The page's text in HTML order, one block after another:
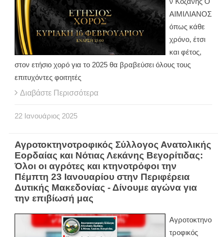
ΑΙΜΙΛΙΑΝΟΣ
όπως κάθε
χρόνο, έτσι
και φέτος,
στον ετήσιο χορό για το 2025 θα βραβεύσει όλους τους
επιτυχόντες φοιτητές
Διαβάστε Περισσότερα
22 Ιανουάριος 2025
Αγροτοκτηνοτροφικός Σύλλογος Ανατολικής
Εορδαίας και Νότιας Λεκάνης Βεγορίτιδας:
Όλοι οι αγρότες και κτηνοτρόφοι την
Πέμπτη 23 Ιανουαρίου στην Περιφέρεια
Δυτικής Μακεδονίας - Δίνουμε αγώνα για
την επιβίωσή μας
Αγροτοκτηνο
τροφικός